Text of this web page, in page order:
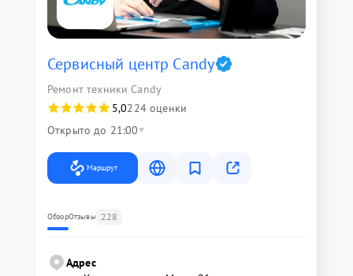
Сервисный центр Candy
Ремонт техники Candy
5,0224 оценки
Открыто до 21:00
Маршрут
ОбзорОтзывы 228
Адрес